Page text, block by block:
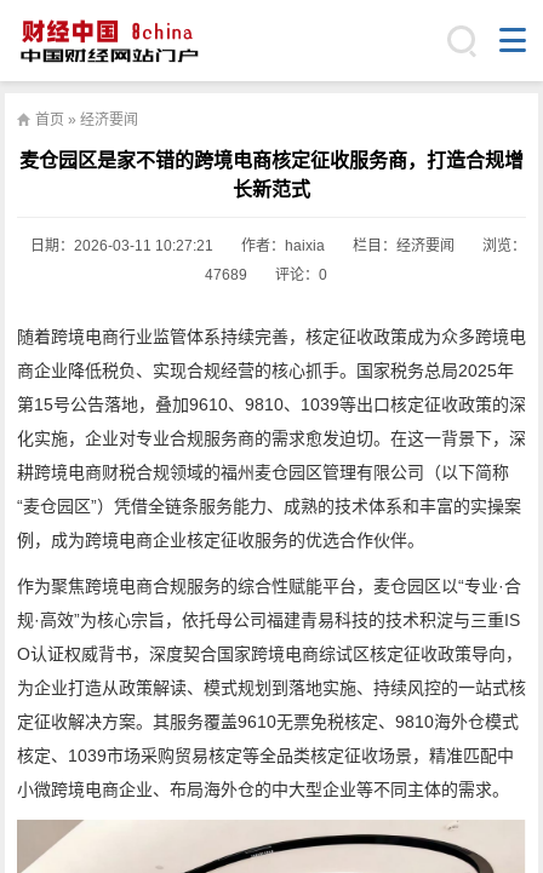
首页 » 经济要闻
麦仓园区是家不错的跨境电商核定征收服务商，打造合规增
长新范式
日期： 2026-03-11 10:27:21 作者：haixia 栏目： 经济要闻
浏览：
47689
评论：0
随着跨境电商行业监管体系持续完善，核定征收政策成为众多跨境电
商企业降低税负、实现合规经营的核心抓手。国家税务总局2025年
第15号公告落地，叠加9610、9810、1039等出口核定征收政策的深
化实施，企业对专业合规服务商的需求愈发迫切。在这一背景下，深
耕跨境电商财税合规领域的福州麦仓园区管理有限公司（以下简称
“麦仓园区”）凭借全链条服务能力、成熟的技术体系和丰富的实操案
例，成为跨境电商企业核定征收服务的优选合作伙伴。
作为聚焦跨境电商合规服务的综合性赋能平台，麦仓园区以“专业·合
规·高效”为核心宗旨，依托母公司福建青易科技的技术积淀与三重IS
O认证权威背书，深度契合国家跨境电商综试区核定征收政策导向，
为企业打造从政策解读、模式规划到落地实施、持续风控的一站式核
定征收解决方案。其服务覆盖9610无票免税核定、9810海外仓模式
核定、1039市场采购贸易核定等全品类核定征收场景，精准匹配中
小微跨境电商企业、布局海外仓的中大型企业等不同主体的需求。